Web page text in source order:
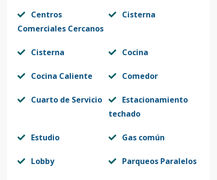
Centros
Comerciales Cercanos
Cisterna
Cisterna Cocina
Cocina Caliente Comedor
Cuarto de Servicio
Estacionamiento
techado
Estudio Gas común
Lobby Parqueos Paralelos